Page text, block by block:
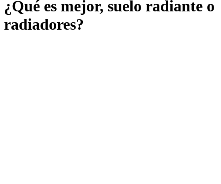
¿Qué es mejor, suelo radiante o
radiadores?